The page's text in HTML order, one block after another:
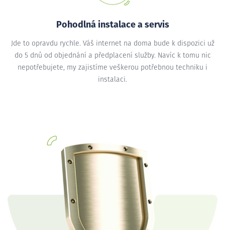
Pohodlná instalace a servis
Jde to opravdu rychle. Váš internet na doma bude k dispozici už
do 5 dnů od objednání a předplacení služby. Navíc k tomu nic
nepotřebujete, my zajistíme veškerou potřebnou techniku i
instalaci.